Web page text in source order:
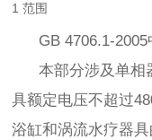
1 范围
GB 4706.1-2005
本部分涉及单相
具额定电压不超过
浴缸和涡流水疗器具